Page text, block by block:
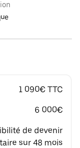
1 090€ TTC
6 000€
de devenir
sur 48 mois